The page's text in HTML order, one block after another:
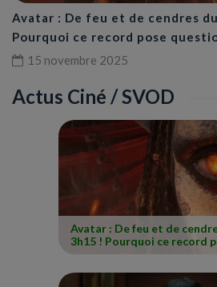
Avatar : De feu et de cendres
Pourquoi ce record pose
15 novembre 2025
Actus Ciné / SVOD
Avatar : De feu et de
3h15 ! Pourquoi ce record